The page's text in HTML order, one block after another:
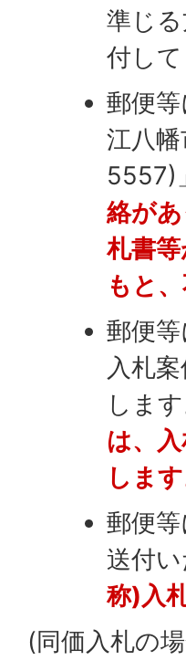
準じ
付して
郵便
江八
5557)
絡が
札書
もと
郵便
入札
しま
は、
します
郵便
送付
称)入
(同価入札の